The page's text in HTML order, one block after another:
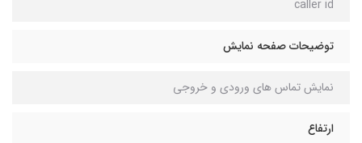
caller id
توضیحات صفحه نمایش
نمایش تماس های ورودی و خروجی
ارتفاع